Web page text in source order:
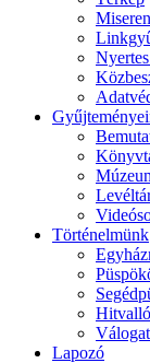
Történelmünk
Lapozó